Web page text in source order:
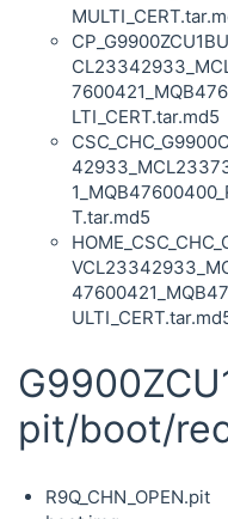
LTI_CERT.tar.md5
T.tar.md5
pit/boot/
R9Q_CHN_OPEN.pit